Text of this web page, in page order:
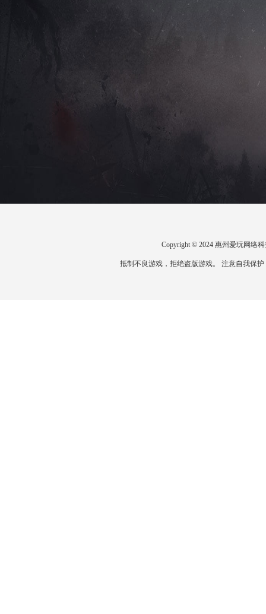
Copyright © 2024 惠州爱玩网络
抵制不良游戏，拒绝盗版游戏。 注意自我保